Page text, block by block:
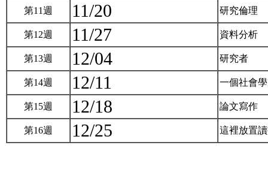
第11週 11/20 研究倫理
第12週 11/27 資料分析
第13週 12/04 研究者
第14週 12/11 一個社會
第15週 12/18 論文寫作
第16週 12/25 這裡放置